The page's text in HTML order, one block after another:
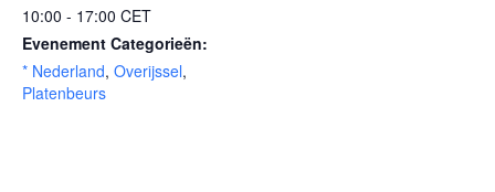
10:00 - 17:00 CET
Evenement Categorieën:
* Nederland, Overijssel,
Platenbeurs